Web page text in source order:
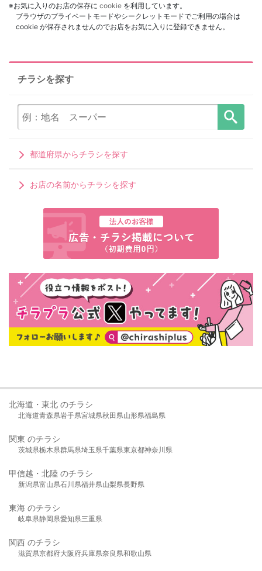
※お気に入りのお店の保存に cookie を利用しています。
ブラウザのプライベートモードやシークレットモードでご利用の場合は
cookie が保存されませんのでお店をお気に入りに登録できません。
チラシを探す
都道府県からチラシを探す
お店の名前からチラシを探す
北海道・東北 のチラシ
北海道青森県岩手県宮城県秋田県山形県福島県
関東 のチラシ
茨城県栃木県群馬県埼玉県千葉県東京都神奈川県
甲信越・北陸 のチラシ
新潟県富山県石川県福井県山梨県長野県
東海 のチラシ
岐阜県静岡県愛知県三重県
関西 のチラシ
滋賀県京都府大阪府兵庫県奈良県和歌山県